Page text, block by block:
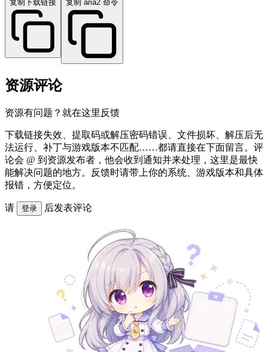
复制下载链接 复制 aria2 命令
资源评论
资源有问题？就在这里反馈
下载链接失效、提取码或解压密码错误、文件损坏、解压后无
法运行、补丁与游戏版本不匹配……都请直接在下面留言。评
论会 @ 到资源发布者，他会收到通知并来处理，这里是最快
能解决问题的地方。反馈时请带上你的系统、游戏版本和具体
报错，方便定位。
请 登录 后发表评论